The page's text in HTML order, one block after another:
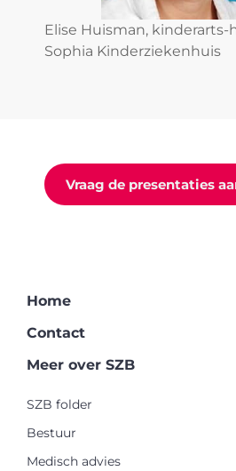
Elise Huisman, kinderarts-
Sophia Kinderziekenhuis
Vraag de presentaties
Home
Contact
Meer over SZB
SZB folder
Bestuur
Medisch advies